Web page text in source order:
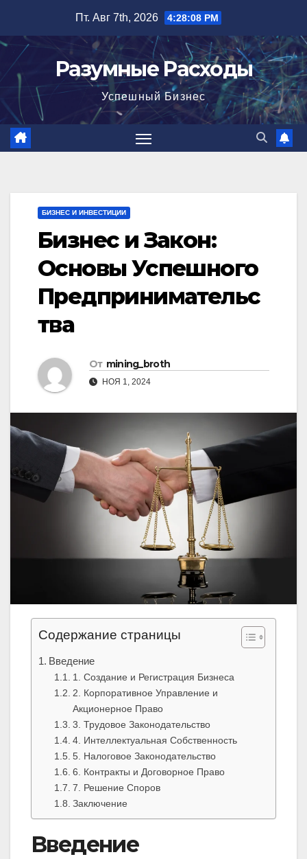
содержимому
Пт. Авг 7th, 2026 4:28:09 PM
Разумные Расходы
Успешный Бизнес
БИЗНЕС И ИНВЕСТИЦИИ
Бизнес и Закон:
Основы Успешного
Предпринимательс
тва
От mining_broth
НОЯ 1, 2024
Содержание страницы
Введение
1. Создание и Регистрация Бизнеса
2. Корпоративное Управление и
Акционерное Право
3. Трудовое Законодательство
4. Интеллектуальная Собственность
5. Налоговое Законодательство
6. Контракты и Договорное Право
7. Решение Споров
Заключение
Введение